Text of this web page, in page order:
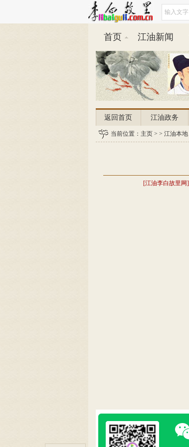
首页 江油新闻
返回首页 江油政务
当前位置： 主页 > > 江油本地
[江油李白故里网]